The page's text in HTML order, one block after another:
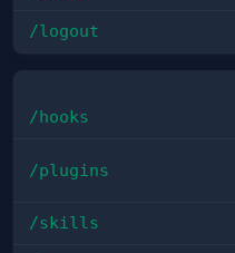
/logout
/hooks
/plugins
/skills